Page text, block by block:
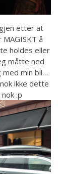
etter at
å
holdes eller
måtte ned
min bil…
ikke dette
:p